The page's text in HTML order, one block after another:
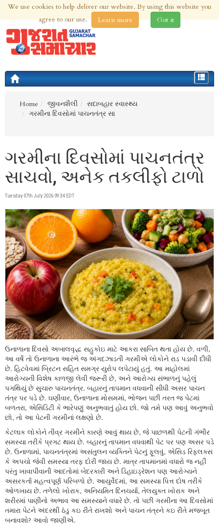
6th Aug 2026 | Updated at 11:54pm 6th Aug 2026
Toggle
Home
જીવનશૈલી
સદાબહાર સ્વાસ્થ્ય
ગરમીના દિવસોમાં પાચનતંત્ર સા
ગરમીના દિવસોમાં પાચનતંત્ર
સાચવો, અનેક તકલીફો ટાળો
Tuesday 07th July 2026 09:34 EDT
ઉનાળાના દિવસો અબાલવૃદ્ધ સહુકોઇ માટે આકરા સાબિત થતા હોય છે. વળી,
આ વર્ષે તો ઉનાળાના આરંભે જ અંગદઝાડતી ગરમીએ લોકોને રાડ પડાવી દીધી
છે. હિટવેવમાં બ્રિટન સહિત સમગ્ર યુરોપ લપેટાયું હતું. આ માહોલમાં
આરોગ્યની વિશેષ કાળજી લેવી જરૂરી છે, અને આરોગ્ય સંભાળનું પહેલું
પગથિયું છે સુચારુ પાચનતંત્ર. બહારનું તાપમાન વધવાની સીધી અસર પાચન
તંત્ર પર પડે છે. ઘણીવાર, ઉનાળાના મોસમમાં, ભોજન પછી તરત જ પેટમાં
બળતરા, એસિડિટી કે ભારેપણું અનુભવાતું હોય છો. જો તમે પણ આવું અનુભવો
છો, તો આ પેટની ગરમીનાં લક્ષણો છે.
કેટલાક લોકોને તીવ્ર ગરમીને કારણે આવું થાય છે, જે પાછળથી પેટની ગંભીર
સમસ્યા તરીકે પ્રગટ થાય છે. બહારનું તાપમાન વધવાથી પેટ પર પણ અસર પડે
છે. ઉનાળામાં, પાચનતંત્રમાં અસંતુલન વ્યક્તિને પેટનું ફૂલવું, એસિડ રિફલક્સ
કે અપચો જેવી સમસ્યા તરફ દોરી જાય છે. માત્ર તાપમાનમાં વધારો જ નહીં
પરંતુ ખાવાપીવાની આદતોમાં બેદરકારી અને ડિહાઇડ્રેશન પણ આરોગ્યને
અસરકર્તા મહત્વપૂર્ણ પરિબળો છે. આયુર્વેદમાં, આ સમસ્યા પિત્ત દોષ તરીકે
ઓળખાય છે. તળેલો ખોરાક, અનિયમિત દિનચર્યા, તેલયુક્ત ખોરાક અને
શરીરમાં પાણીનો અભાવ આ સમસ્યાને વધારે છે. તો પછી ગરમીના આ દિવસોમાં
તમારા પેટને અંદરથી ઠંડુ કઇ રીતે રાખશો અને પાચન તંત્રને કઇ રીતે મજબૂત
બનાવશો? આવો જાણીએ.
We use cookies to help deliver our website. By using this website you
agree to our use.
Learn more Got it